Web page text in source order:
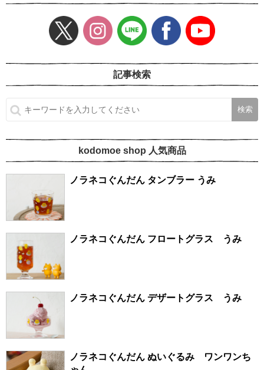
記事検索
kodomoe shop 人気商品
ノラネコぐんだん タンブラー うみ
ノラネコぐんだん フロートグラス うみ
ノラネコぐんだん デザートグラス うみ
ノラネコぐんだん ぬいぐるみ ワンワンち